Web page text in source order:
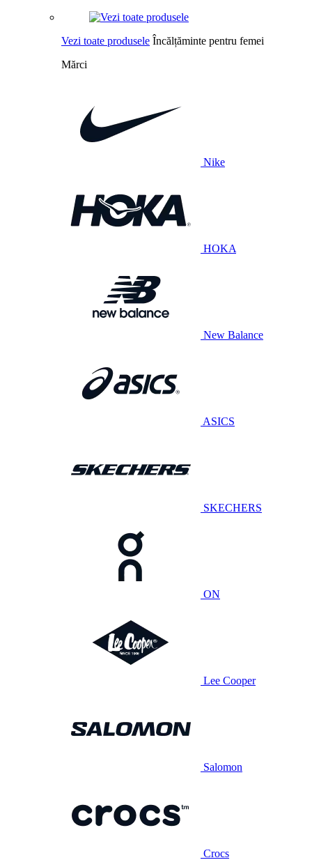
Vezi toate produsele Încălțăminte pentru femei
Mărci
Nike
HOKA
New Balance
ASICS
SKECHERS
ON
Lee Cooper
Salomon
Crocs